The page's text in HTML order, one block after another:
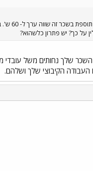
הדרגה אליה הגעתי עד
על כך? יש פתרון כלשהוא?
השכר שלך נחותים משל עובדי
העבודה הקיבוצי שלך ושלהם.